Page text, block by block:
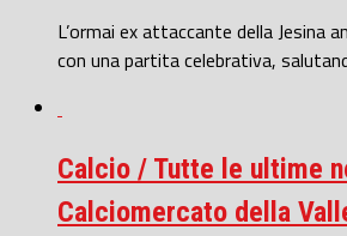
L’ormai ex attaccante della Jesina
con una partita celebrativa,
Calcio / Tutte le ultime
Calciomercato della